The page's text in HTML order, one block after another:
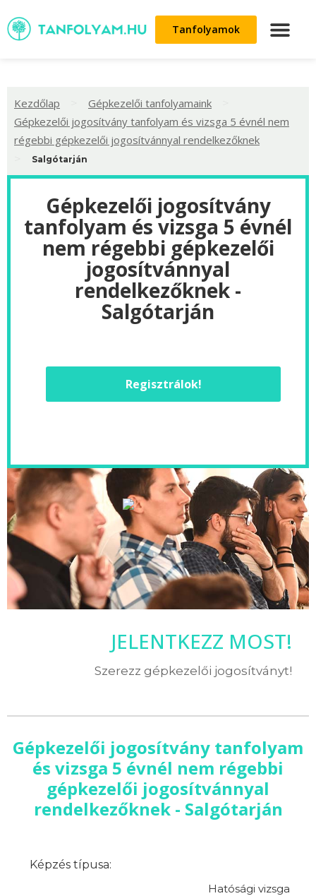
Tanfolyamok
Kezdőlap Gépkezelői tanfolyamaink
Gépkezelői jogosítvány tanfolyam és vizsga 5 évnél nem
régebbi gépkezelői jogosítvánnyal rendelkezőknek
Salgótarján
Gépkezelői jogosítvány
tanfolyam és vizsga 5 évnél
nem régebbi gépkezelői
jogosítvánnyal
rendelkezőknek -
Salgótarján
Regisztrálok!
JELENTKEZZ MOST!
Szerezz gépkezelői jogosítványt!
Gépkezelői jogosítvány tanfolyam
és vizsga 5 évnél nem régebbi
gépkezelői jogosítvánnyal
rendelkezőknek - Salgótarján
Képzés típusa:
Hatósági vizsga